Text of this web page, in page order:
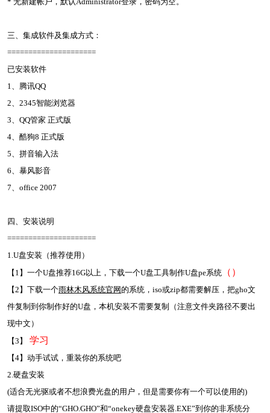
三、集成软件及集成方式：
=====================
已安装软件
1、腾讯QQ
2、2345智能浏览器
3、QQ管家 正式版
4、酷狗8 正式版
5、拼音输入法
6、暴风影音
7、office 2007
四、安装说明
=====================
1.U盘安装（推荐使用）
【1】一个U盘推荐16G以上，下载一个U盘工具制作U盘pe系统 （ ）
【2】下载一个雨林木风系统官网的系统，iso或zip都需要解压，把gho文
件复制到你制作好的U盘，本机安装不需要复制（注意文件夹路径不要出
现中文）
【3】
学习
【4】动手试试，重装你的系统吧
2.硬盘安装
(适合无光驱或者不想浪费光盘的用户，但是需要你有一个可以使用的)
请提取ISO中的“GHO.GHO”和“onekey硬盘安装器.EXE”到你的非系统分